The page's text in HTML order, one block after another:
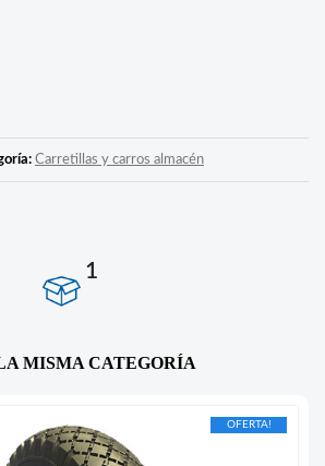
Carretillas y carros almacén
1
MISMA CATEGORÍA
OFERTA!